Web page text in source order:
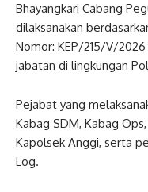
Bhayangkari Cabang
dilaksanakan
Nomor: KEP/215/V/
jabatan di lingkungan
Pejabat yang
Kabag SDM, Kabag
Kapolsek Anggi, serta
Log.